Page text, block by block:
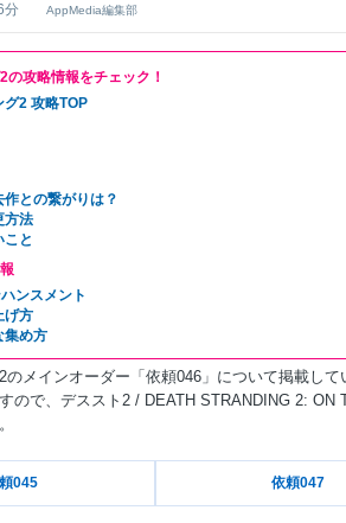
分 AppMedia編集部
攻略情報をチェック！
グ2 攻略TOP
との繋がりは？
方法
と
ンスメント
げ方
集め方
のメインオーダー「依頼046」について掲載して
ので、デススト2 / DEATH STRANDING 2: ON
045 依頼047